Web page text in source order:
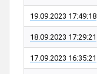
19.09.2023 17:49:18
18.09.2023 17:29:21
17.09.2023 16:35:21